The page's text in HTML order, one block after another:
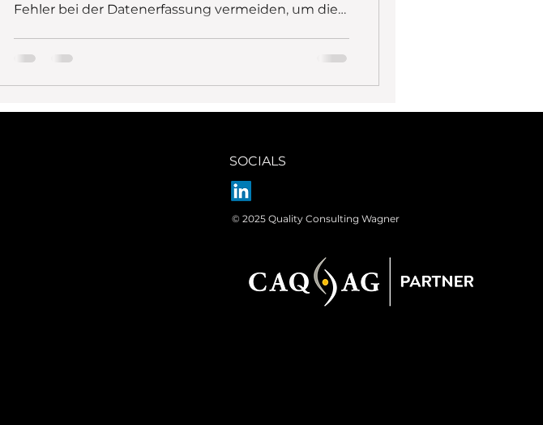
Fehler bei der Datenerfassung vermeiden, um die
SOCIALS
© 2025 Quality Consulting Wagner